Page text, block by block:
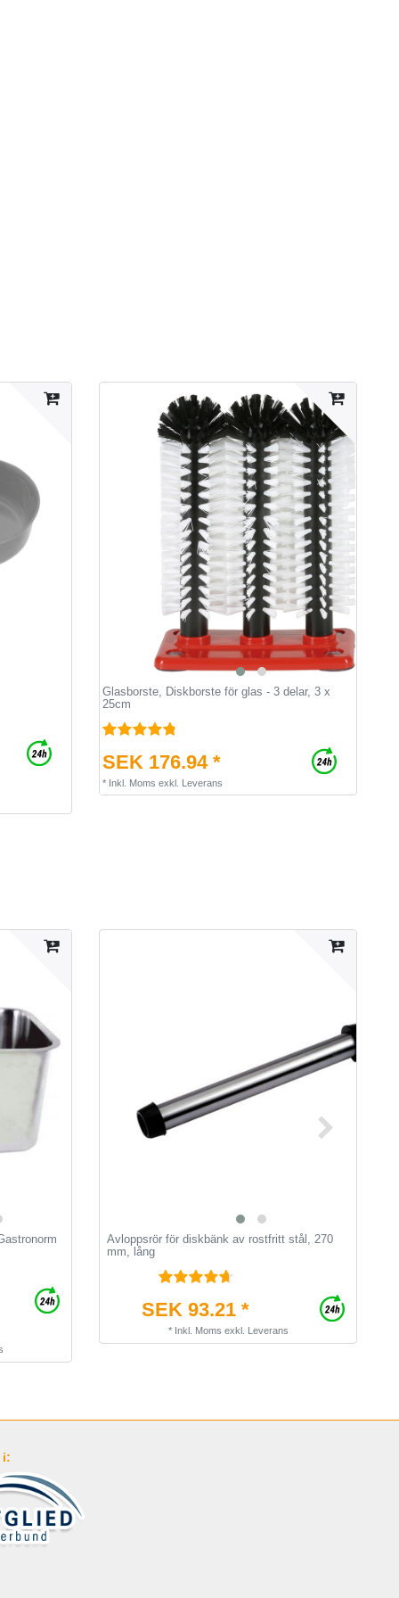
Glasborste, Diskborste för glas - 3 delar, 3 x
25cm
SEK 176.94 *
* Inkl. Moms exkl. Leverans
Avloppsrör för diskbänk av rostfritt stål, 270
mm, lång
SEK 93.21 *
* Inkl. Moms exkl. Leverans
i: